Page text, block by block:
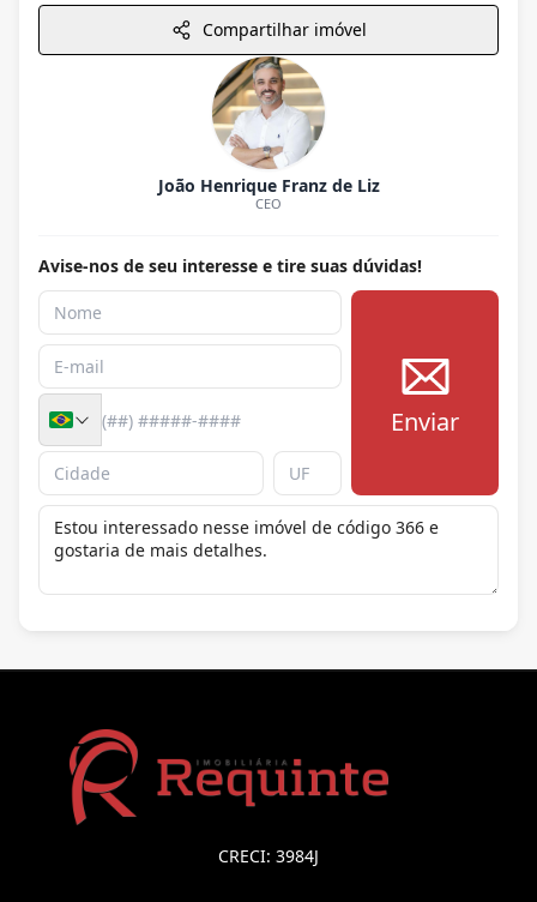
Compartilhar imóvel
João Henrique Franz de Liz
CEO
Avise-nos de seu interesse e tire suas dúvidas!
Enviar
CRECI: 3984J